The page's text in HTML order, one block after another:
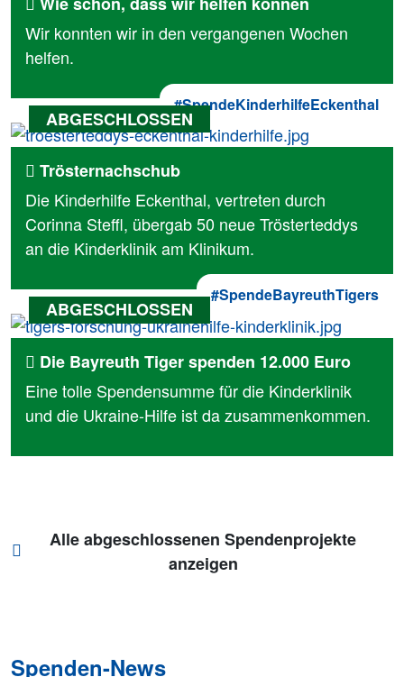
Wir konnten wir in den vergangenen Wochen
helfen.
#SpendeKinderhilfeEckenthal
Trösternachschub
Die Kinderhilfe Eckenthal, vertreten durch
Corinna Steffl, übergab 50 neue Trösterteddys
an die Kinderklinik am Klinikum.
#SpendeBayreuthTigers
Die Bayreuth Tiger spenden 12.000 Euro
Eine tolle Spendensumme für die Kinderklinik
und die Ukraine-Hilfe ist da zusammenkommen.
Alle abgeschlossenen Spendenprojekte
anzeigen
Spenden-News